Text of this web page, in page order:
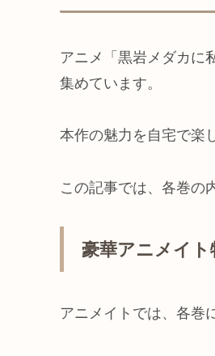
アニメ「黒岩メダカに
集めています。
本作の魅力を自宅で楽
この記事では、各巻の
豪華アニメイ
アニメイトでは、各巻